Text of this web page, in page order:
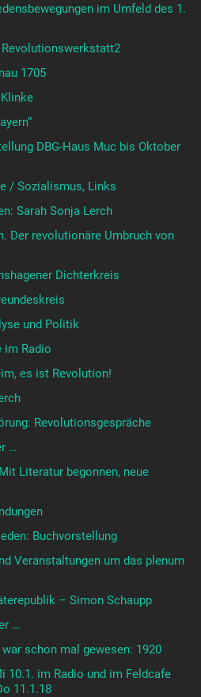
im Umfeld des 1.
1705
DBG-Haus Muc bis Oktober
/ Sozialismus, Links
Sarah Sonja Lerch
Der revolutionäre Umbruch von
Dichterkreis
und Politik
im Radio
es ist Revolution!
Revolutionsgespräche
…
Literatur begonnen, neue
Buchvorstellung
Veranstaltungen um das plenum
– Simon Schaupp
…
schon mal gewesen: 1920
10.1. im Radio und im Feldcafe
11.1.18